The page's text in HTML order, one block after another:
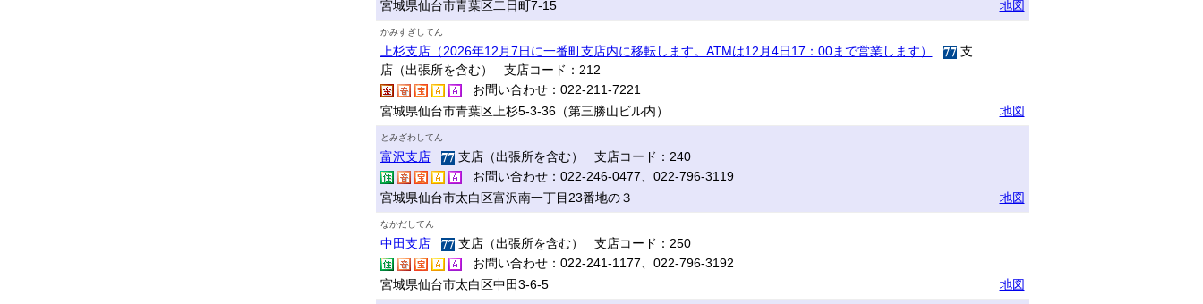
宮城県仙台市青葉区二日町7-15
地図
かみすぎしてん
上杉支店（2026年12月7日に一番町支店内に移転します。ATMは12月4日17：00まで営業します）
支
店（出張所を含む） 支店コード：212
お問い合わせ：022-211-7221
宮城県仙台市青葉区上杉5-3-36（第三勝山ビル内）
地図
とみざわしてん
富沢支店
支店（出張所を含む） 支店コード：240
お問い合わせ：022-246-0477、022-796-3119
宮城県仙台市太白区富沢南一丁目23番地の３
地図
なかだしてん
中田支店
支店（出張所を含む） 支店コード：250
お問い合わせ：022-241-1177、022-796-3192
宮城県仙台市太白区中田3-6-5
地図